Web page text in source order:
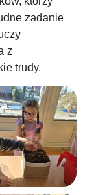
zadanie
z
trudy.